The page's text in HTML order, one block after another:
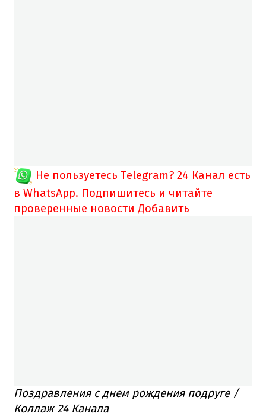
Не пользуетесь Telegram? 24 Канал есть
в WhatsApp. Подпишитесь и читайте
проверенные новости Добавить
Поздравления с днем рождения подруге /
Коллаж 24 Канала